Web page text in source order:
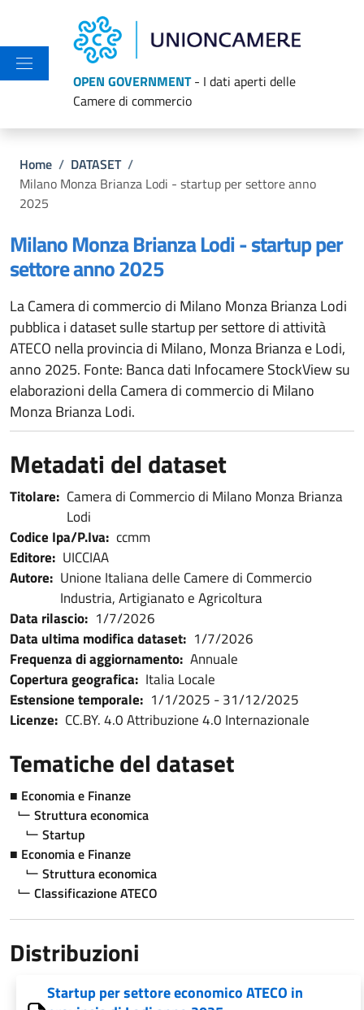
OPEN GOVERNMENT- I dati aperti delle
Camere di commercio
Briciole di pane
Home / DATASET /
Milano Monza Brianza Lodi - startup per settore anno
2025
Milano Monza Brianza Lodi - startup per
settore anno 2025
La Camera di commercio di Milano Monza Brianza Lodi
pubblica i dataset sulle startup per settore di attività
ATECO nella provincia di Milano, Monza Brianza e Lodi,
anno 2025. Fonte: Banca dati Infocamere StockView su
elaborazioni della Camera di commercio di Milano
Monza Brianza Lodi.
Metadati del dataset
Titolare: Camera di Commercio di Milano Monza Brianza
Lodi
Codice Ipa/P.Iva: ccmm
Editore: UICCIAA
Autore: Unione Italiana delle Camere di Commercio
Industria, Artigianato e Agricoltura
Data rilascio: 1/7/2026
Data ultima modifica dataset: 1/7/2026
Frequenza di aggiornamento: Annuale
Copertura geografica: Italia Locale
Estensione temporale: 1/1/2025 -31/12/2025
Licenze: CC.BY. 4.0 Attribuzione 4.0 Internazionale
Tematiche del dataset
Economia e Finanze
Struttura economica
Startup
Economia e Finanze
Struttura economica
Classificazione ATECO
Distribuzioni
Startup per settore economico ATECO in